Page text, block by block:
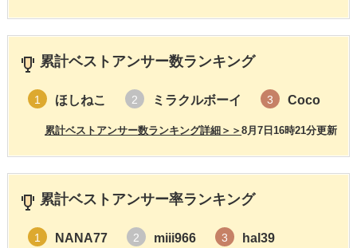
累計ベストアンサー数ランキング
1 ほしねこ 2 ミラクルボーイ 3 Coco
8月7日16時21分更新
累計ベストアンサー数ランキング詳細＞＞
累計ベストアンサー率ランキング
1 NANA77 2 miii966 3 hal39